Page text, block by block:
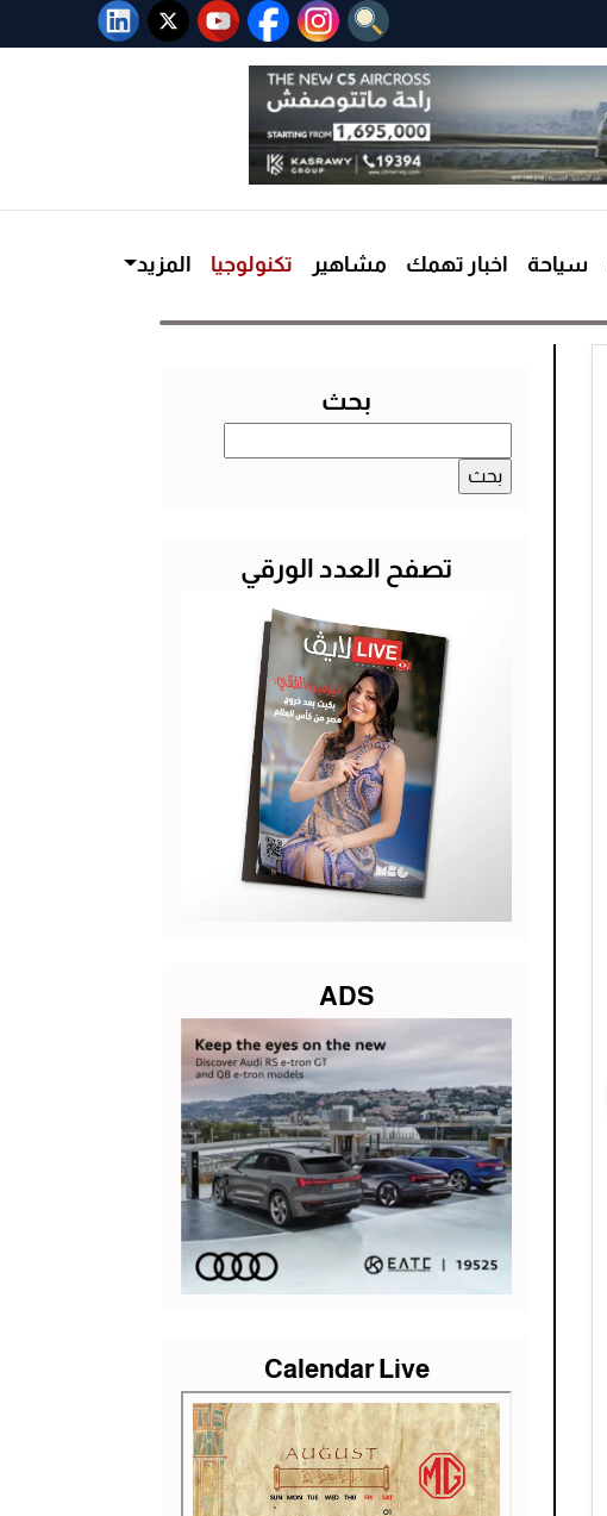
سياحة اخبار تهمك مشاهير تكنولوجيا المزيد
بحث
عن:
تصفح العدد الورقي
ADS
Calendar Live